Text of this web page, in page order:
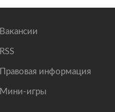
Вакансии
RSS
Правовая информация
Мини-игры